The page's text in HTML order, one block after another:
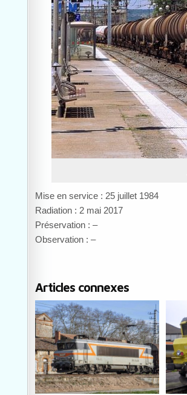
Mise en service : 25 juillet 1984
Radiation : 2 mai 2017
Préservation : –
Observation : –
Articles connexes